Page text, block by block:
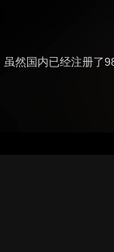
虽然国内已经注册了